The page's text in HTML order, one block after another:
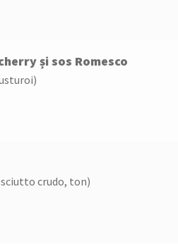
și sos Romesco
crudo, ton)